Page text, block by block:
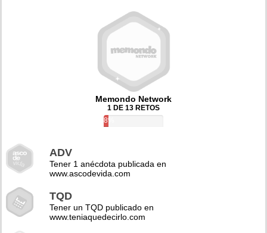
Memondo Network
1 DE 13 RETOS
8%
ADV
Tener 1 anécdota publicada en
www.ascodevida.com
TQD
Tener un TQD publicado en
www.teniaquedecirlo.com